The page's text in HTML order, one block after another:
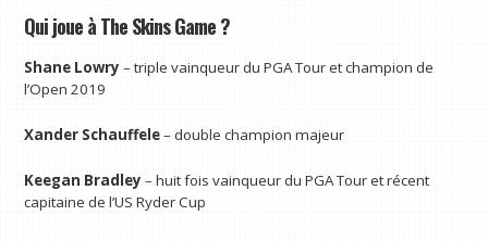
Qui joue à The Skins Game ?
Shane Lowry – triple vainqueur du PGA Tour et champion de
l’Open 2019
Xander Schauffele– double champion majeur
Keegan Bradley – huit fois vainqueur du PGA Tour et récent
capitaine de l’US Ryder Cup